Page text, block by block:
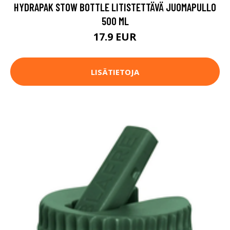
HYDRAPAK STOW BOTTLE LITISTETTÄVÄ JUOMAPULLO
500 ML
17.9 EUR
LISÄTIETOJA